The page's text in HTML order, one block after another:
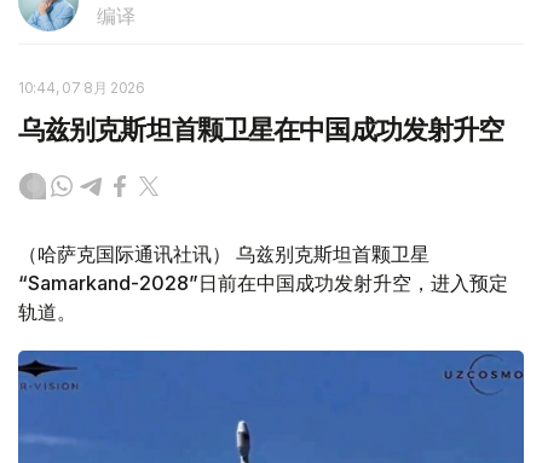
编译
10:44, 07 8月 2026
乌兹别克斯坦首颗卫星在中国成功发射升空
（哈萨克国际通讯社讯） 乌兹别克斯坦首颗卫星
“Samarkand-2028”日前在中国成功发射升空，进入预定
轨道。